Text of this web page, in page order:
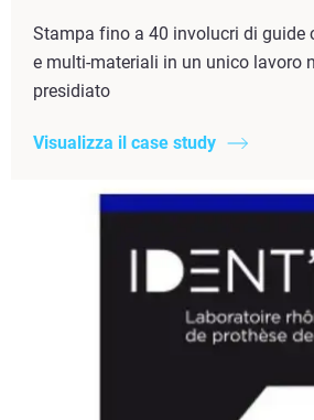
Stampa fino a 40 involucri di guide
e multi-materiali in un unico lavoro
presidiato
Visualizza il case study